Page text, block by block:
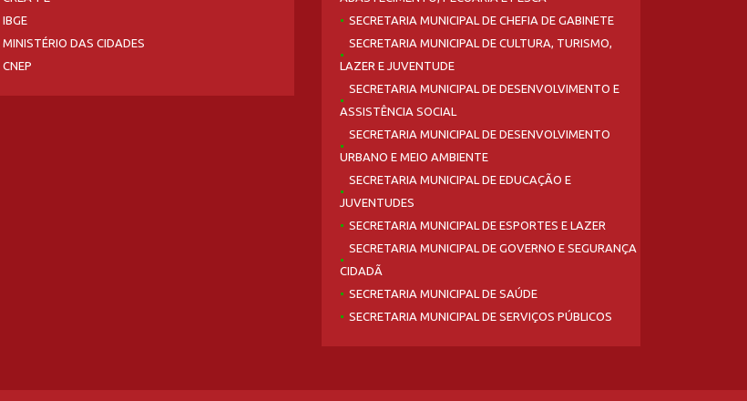
IBGE
MINISTÉRIO DAS CIDADES
CNEP
SECRETARIA MUNICIPAL DE CHEFIA DE GABINETE
SECRETARIA MUNICIPAL DE CULTURA, TURISMO,
LAZER E JUVENTUDE
SECRETARIA MUNICIPAL DE DESENVOLVIMENTO E
ASSISTÊNCIA SOCIAL
SECRETARIA MUNICIPAL DE DESENVOLVIMENTO
URBANO E MEIO AMBIENTE
SECRETARIA MUNICIPAL DE EDUCAÇÃO E
JUVENTUDES
SECRETARIA MUNICIPAL DE ESPORTES E LAZER
SECRETARIA MUNICIPAL DE GOVERNO E SEGURANÇA
CIDADÃ
SECRETARIA MUNICIPAL DE SAÚDE
SECRETARIA MUNICIPAL DE SERVIÇOS PÚBLICOS